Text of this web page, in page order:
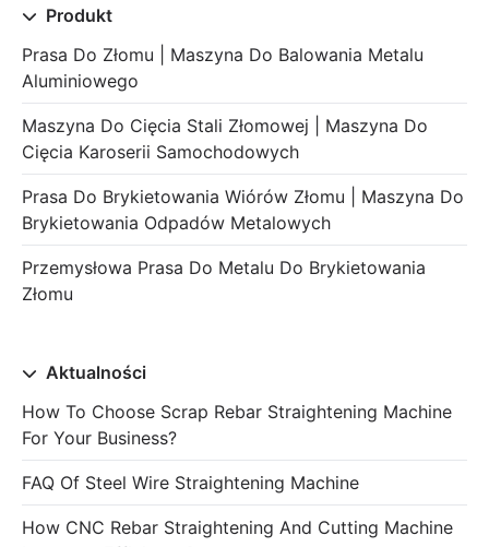
Produkt
Prasa Do Złomu | Maszyna Do Balowania Metalu
Aluminiowego
Maszyna Do Cięcia Stali Złomowej | Maszyna Do
Cięcia Karoserii Samochodowych
Prasa Do Brykietowania Wiórów Złomu | Maszyna Do
Brykietowania Odpadów Metalowych
Przemysłowa Prasa Do Metalu Do Brykietowania
Złomu
Aktualności
How To Choose Scrap Rebar Straightening Machine
For Your Business?
FAQ Of Steel Wire Straightening Machine
How CNC Rebar Straightening And Cutting Machine